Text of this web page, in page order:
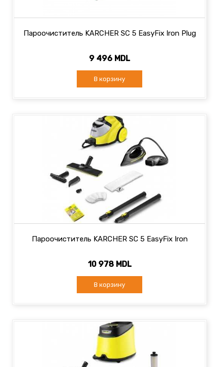
Пароочиститель KARCHER SC 5 EasyFix Iron Plug
9 496 MDL
В корзину
Пароочиститель KARCHER SC 5 EasyFix Iron
10 978 MDL
В корзину